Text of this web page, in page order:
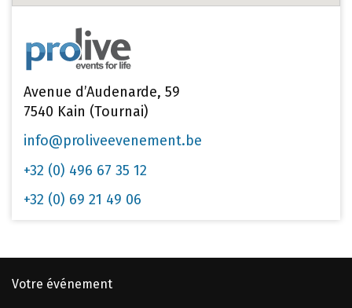
Avenue d’Audenarde, 59
7540 Kain (Tournai)
info@proliveevenement.be
+32 (0) 496 67 35 12
+32 (0) 69 21 49 06
Votre événement